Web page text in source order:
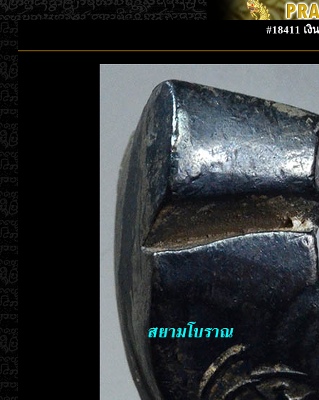
#18411 เ